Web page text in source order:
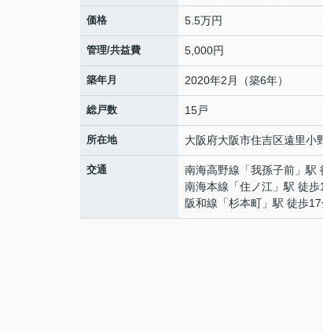
価格 5.5万円
管理/共益費 5,000円
築年月 2020年2月（築6年）
総戸数 15戸
所在地 大阪府大阪市住吉区遠里小
交通 南海高野線 「我孫子前 」駅
南海本線 「住ノ江 」駅 徒
阪和線 「杉本町 」駅 徒歩